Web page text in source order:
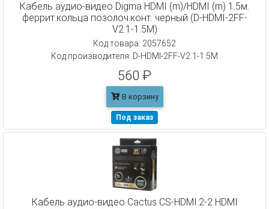
Кабель аудио-видео Digma HDMI (m)/HDMI (m) 1.5м.
феррит.кольца позолоч.конт. черный (D-HDMI-2FF-
V2.1-1.5M)
Код товара: 2057652
Код производителя: D-HDMI-2FF-V2.1-1.5M
560 ₽
В корзину
Под заказ
Кабель аудио-видео Cactus CS-HDMI.2-2 HDMI